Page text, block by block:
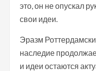
это, он не опускал
свои идеи.
Эразм
наследие
и идеи остаются